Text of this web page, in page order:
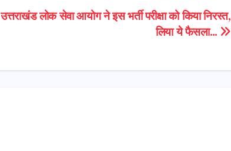
उत्तराखंड लोक सेवा आयोग ने इस भर्ती परीक्षा को किया निरस्त,
लिया ये फैसला…